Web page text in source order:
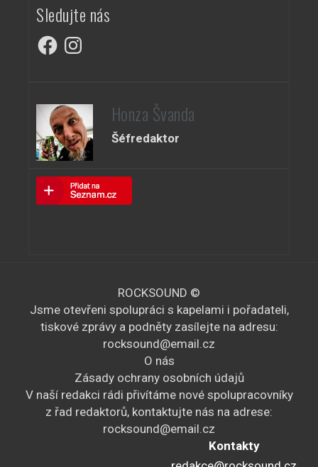
Sledujte nás
FacebookInstagram
Honza Švanda
Šéfredaktor
ROCKSOUND ©
Jsme otevřeni spolupráci s kapelami i pořadateli,
tiskové zprávy a podněty zasílejte na adresu:
rocksound@email.cz
O nás
Zásady ochrany osobních údajů
V naší redakci rádi přivítáme nové spolupracovníky
z řad redaktorů, kontaktujte nás na adrese:
rocksound@email.cz
Kontakty